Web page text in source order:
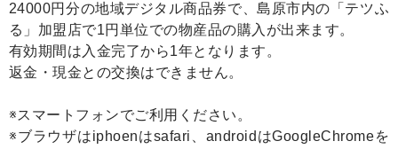
24000円分の地域デジタル商品券で、島原市内の「テツふ
る」加盟店で1円単位での物産品の購入が出来ます。
有効期間は入金完了から1年となります。
返金・現金との交換はできません。
※スマートフォンでご利用ください。
※ブラウザはiphoenはsafari、androidはGoogleChromeを